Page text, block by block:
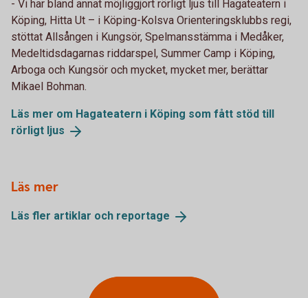
- Vi har bland annat möjliggjort rörligt ljus till Hagateatern i
Köping, Hitta Ut – i Köping-Kolsva Orienteringsklubbs regi,
stöttat Allsången i Kungsör, Spelmansstämma i Medåker,
Medeltidsdagarnas riddarspel, Summer Camp i Köping,
Arboga och Kungsör och mycket, mycket mer, berättar
Mikael Bohman.
Läs mer om Hagateatern i Köping som fått stöd till
rörligt ljus
Läs mer
Läs fler artiklar och reportage